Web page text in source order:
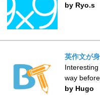
by Ryo.s
英作文が
way
by Hugo